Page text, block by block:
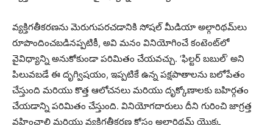
వ్యక్తిగతీకరణను మెరుగుపరచడానికి సోషల్ మీడియా అల్గారిథమ్‌లు
రూపొందించబడినప్పటికీ, అవి మనం వినియోగించే కంటెంట్‌లో
వైవిధ్యాన్ని అనుకోకుండా పరిమితం చేయవచ్చు. ‘ఫిల్టర్ బబుల్’ అని
పిలువబడే ఈ దృగ్విషయం, ఇప్పటికే ఉన్న పక్షపాతాలను బలోపేతం
చేస్తుంది మరియు కొత్త ఆలోచనలు మరియు దృక్కోణాలకు బహిర్గతం
చేయడాన్ని పరిమితం చేస్తుంది. వినియోగదారులు దీని గురించి జాగ్రత్త
వహించాలి మరియు వ్యక్తిగతీకరణ కోసం అల్గారిథమ్ యొక్క